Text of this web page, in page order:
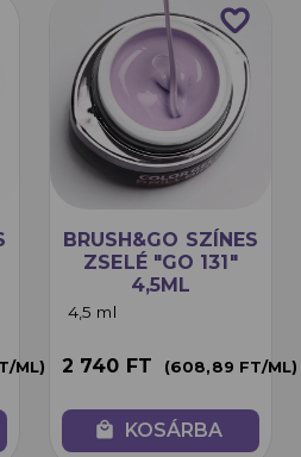
ML)
favorite_border
BRUSH&GO SZÍNES
ZSELÉ "GO 131"
4,5ML
4,5 ml
2 740 FT (608,89 FT/ML)
local_mall KOSÁRBA